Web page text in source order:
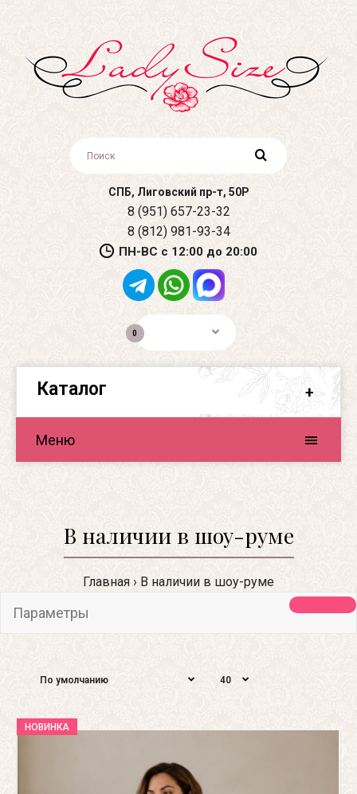
СПБ, Лиговский пр-т, 50Р
8 (951) 657-23-32
8 (812) 981-93-34
ПН-ВС с 12:00 до 20:00
0
Каталог
Меню
В наличии в шоу-руме
Главная В наличии в шоу-руме
Параметры
НОВИНКА